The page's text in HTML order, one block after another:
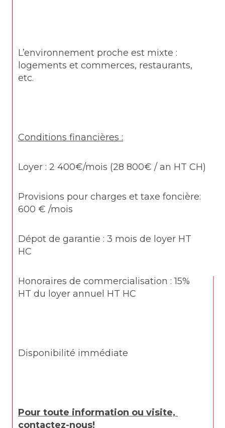
L’environnement proche est mixte :
logements et commerces, restaurants,
etc.
Conditions financières :
Loyer : 2 400€/mois (28 800€ / an HT CH)
Provisions pour charges et taxe foncière:
600 € /mois
Dépot de garantie : 3 mois de loyer HT
HC
Honoraires de commercialisation : 15%
HT du loyer annuel HT HC
Disponibilité immédiate
Pour toute information ou visite,
contactez-nous!